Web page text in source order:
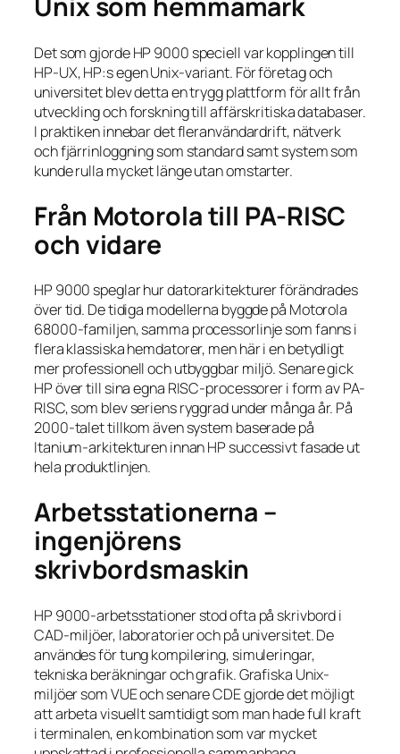
Det som gjorde HP 9000 speciell var kopplingen till
HP-UX, HP:s egen Unix-variant. För företag och
universitet blev detta en trygg plattform för allt från
utveckling och forskning till affärskritiska databaser.
I praktiken innebar det fleranvändardrift, nätverk
och fjärrinloggning som standard samt system som
kunde rulla mycket länge utan omstarter.
Från Motorola till PA-RISC
och vidare
HP 9000 speglar hur datorarkitekturer förändrades
över tid. De tidiga modellerna byggde på Motorola
68000-familjen, samma processorlinje som fanns i
flera klassiska hemdatorer, men här i en betydligt
mer professionell och utbyggbar miljö. Senare gick
HP över till sina egna RISC-processorer i form av PA-
RISC, som blev seriens ryggrad under många år. På
2000-talet tillkom även system baserade på
Itanium-arkitekturen innan HP successivt fasade ut
hela produktlinjen.
Arbetsstationerna –
ingenjörens
skrivbordsmaskin
HP 9000-arbetsstationer stod ofta på skrivbord i
CAD-miljöer, laboratorier och på universitet. De
användes för tung kompilering, simuleringar,
tekniska beräkningar och grafik. Grafiska Unix-
miljöer som VUE och senare CDE gjorde det möjligt
att arbeta visuellt samtidigt som man hade full kraft
i terminalen, en kombination som var mycket